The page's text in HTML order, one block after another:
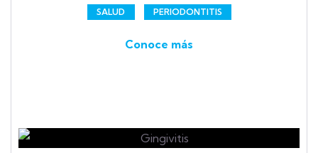
SALUD PERIODONTITIS
Conoce más